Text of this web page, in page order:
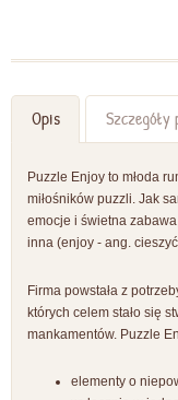
Opis
Puzzle Enjoy to młoda
miłośników puzzli. Jak
emocje i świetna
inna (enjoy - ang.
Firma powstała z
których celem stało się
mankamentów. Puzzle
elementy o